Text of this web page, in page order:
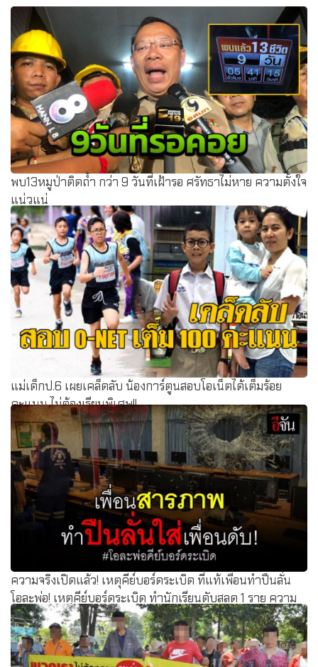
พบ13หมูป่าติดถ้ำ กว่า 9 วันที่เฝ้ารอ ศรัทธาไม่หาย ความตั้งใจ
แน่วแน่
แม่เด็กป.6 เผยเคล็ดลับ น้องการ์ตูนสอบโอเน็ตได้เต็มร้อย
คะแนน ไม่ต้องเรียนพิเศษ!!
ความจริงเปิดแล้ว! เหตุคีย์บอร์ดระเบิด ที่แท้เพื่อนทำปืนลั่น
โอละพ่อ! เหตุคีย์บอร์ดระเบิด ทำนักเรียนดับสลด 1 ราย ความ
จริงเปิดแล้ว